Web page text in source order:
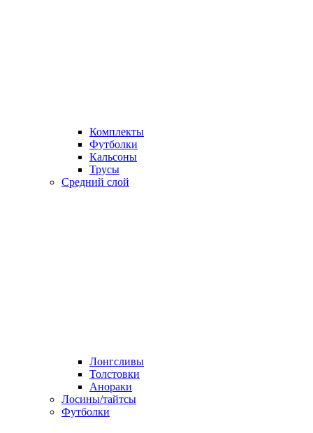
Комплекты
Футболки
Кальсоны
Трусы
Средний слой
Лонгсливы
Толстовки
Анораки
Лосины/тайтсы
Футболки